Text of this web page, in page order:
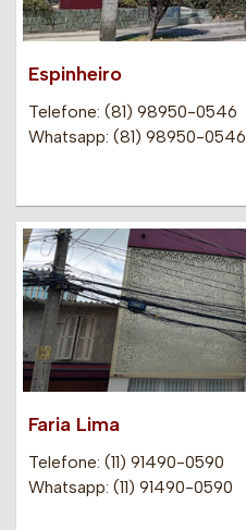
Espinheiro
Telefone: (81) 98950-0546
Whatsapp: (81) 98950-0546
Faria Lima
Telefone: (11) 91490-0590
Whatsapp: (11) 91490-0590